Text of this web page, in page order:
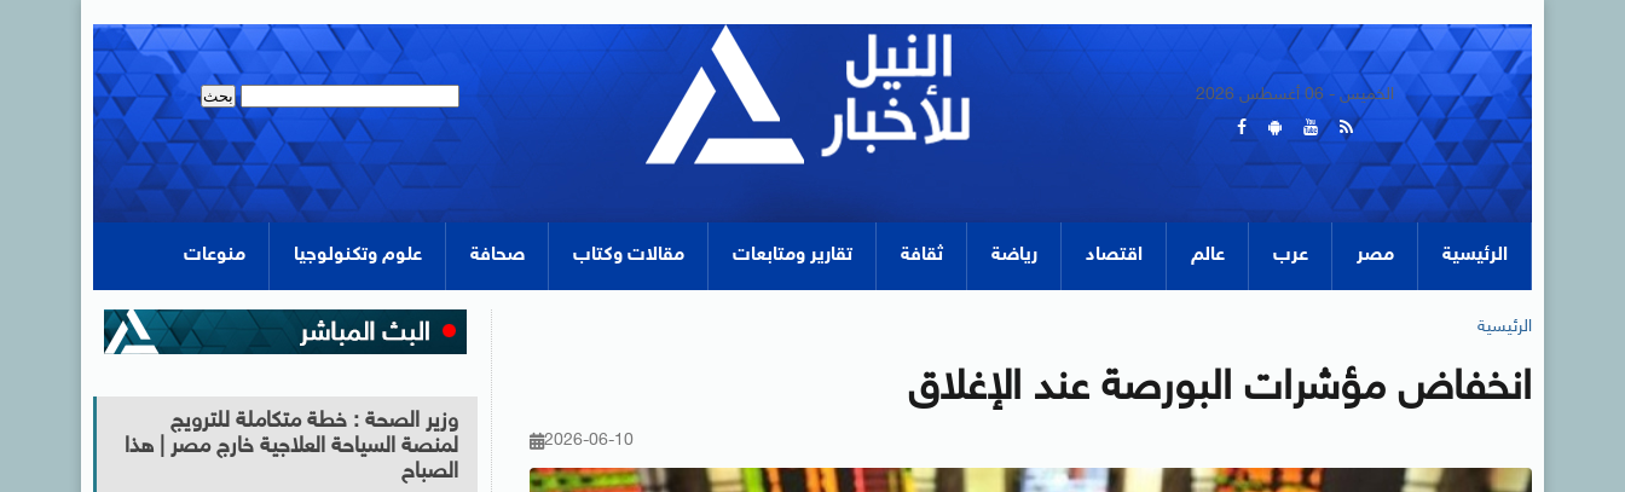
الخميس - 06 أغسطس 2026
الرئيسية مصر عرب عالم اقتصاد رياضة ثقافة تقارير ومتابعات مقالات وكتاب صحافة علوم وتكنولوجيا منوعات
الرئيسية
انخفاض مؤشرات البورصة عند الإغلاق
2026-06-10
وزير الصحة : خطة متكاملة للترويج
لمنصة السياحة العلاجية خارج مصر | هذا
الصباح